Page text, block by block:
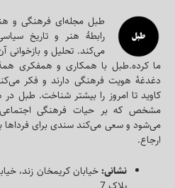
طبل مجله‌ای‌ فرهنگی و
رابطۀ هنر و تاریخ
می‌کند. تحلیل و بازخوانی
ما کرده.طبل با همکاری و همفکری
دغدغه‌ٔ هویت فرهنگی دارند و فکر
کاوید تا امروز را بیشتر شناخت. طبل
مشخص که بر حیات فرهنگی اجتماعی
می‌شود و سعی می‌کند سندی برای فرداها
ارجاع.
نشانی:خیابان کریمخان زند،